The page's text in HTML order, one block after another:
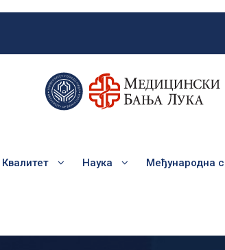
Квалитет Наука Међународна